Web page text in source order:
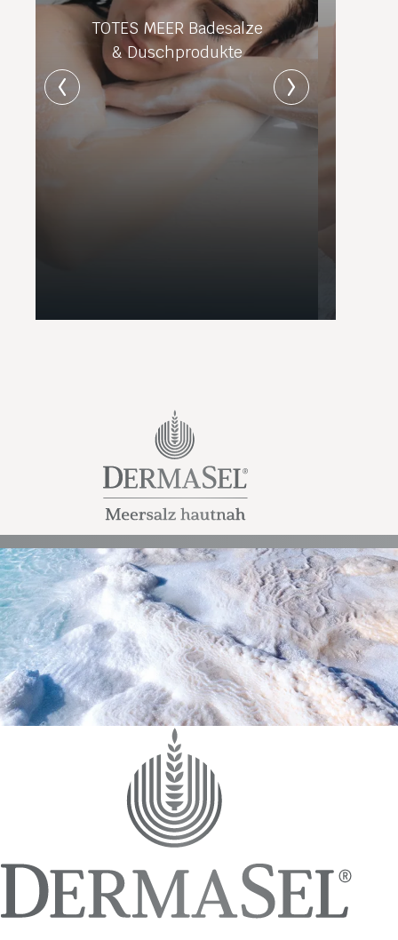
TOTES MEER Badesalze
& Duschprodukte